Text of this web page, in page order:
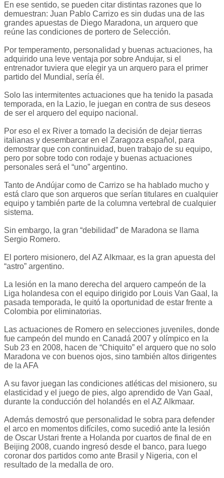
En ese sentido, se pueden citar distintas razones que lo
demuestran: Juan Pablo Carrizo es sin dudas una de las
grandes apuestas de Diego Maradona, un arquero que
reúne las condiciones de portero de Selección.
Por temperamento, personalidad y buenas actuaciones, ha
adquirido una leve ventaja por sobre Andujar, si el
entrenador tuviera que elegir ya un arquero para el primer
partido del Mundial, sería él.
Solo las intermitentes actuaciones que ha tenido la pasada
temporada, en la Lazio, le juegan en contra de sus deseos
de ser el arquero del equipo nacional.
Por eso el ex River a tomado la decisión de dejar tierras
italianas y desembarcar en el Zaragoza español, para
demostrar que con continuidad, buen trabajo de su equipo,
pero por sobre todo con rodaje y buenas actuaciones
personales será el “uno” argentino.
Tanto de Andújar como de Carrizo se ha hablado mucho y
está claro que son arqueros que serían titulares en cualquier
equipo y también parte de la columna vertebral de cualquier
sistema.
Sin embargo, la gran “debilidad” de Maradona se llama
Sergio Romero.
El portero misionero, del AZ Alkmaar, es la gran apuesta del
“astro” argentino.
La lesión en la mano derecha del arquero campeón de la
Liga holandesa con el equipo dirigido por Louis Van Gaal, la
pasada temporada, le quitó la oportunidad de estar frente a
Colombia por eliminatorias.
Las actuaciones de Romero en selecciones juveniles, donde
fue campeón del mundo en Canadá 2007 y olímpico en la
Sub 23 en 2008, hacen de “Chiquito” el arquero que no solo
Maradona ve con buenos ojos, sino también altos dirigentes
de la AFA
A su favor juegan las condiciones atléticas del misionero, su
elasticidad y el juego de pies, algo aprendido de Van Gaal,
durante la conducción del holandés en el AZ Alkmaar.
Además demostró que personalidad le sobra para defender
el arco en momentos difíciles, como sucedió ante la lesión
de Oscar Ustari frente a Holanda por cuartos de final de en
Beijing 2008, cuando ingresó desde el banco, para luego
coronar dos partidos como ante Brasil y Nigeria, con el
resultado de la medalla de oro.